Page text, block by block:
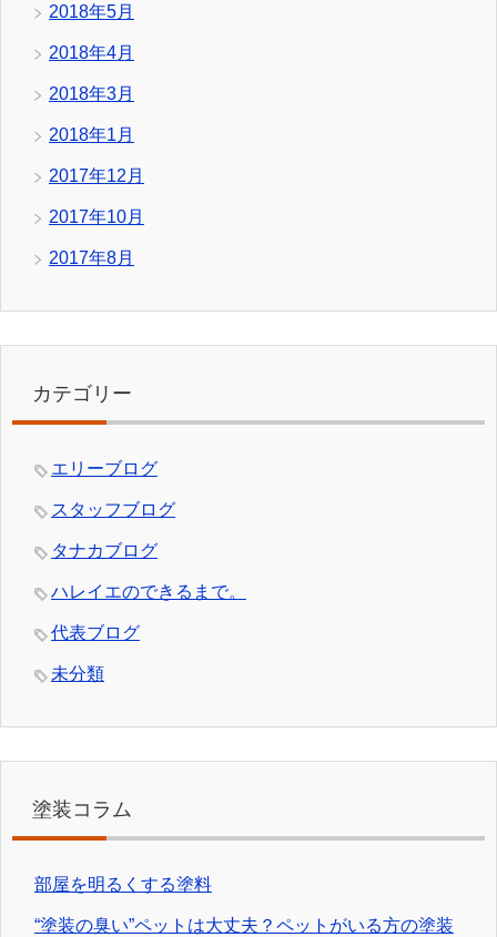
2018年5月
2018年4月
2018年3月
2018年1月
2017年12月
2017年10月
2017年8月
カテゴリー
エリーブログ
スタッフブログ
タナカブログ
ハレイエのできるまで。
代表ブログ
未分類
塗装コラム
部屋を明るくする塗料
“塗装の臭い”ペットは大丈夫？ペットがいる方の塗装